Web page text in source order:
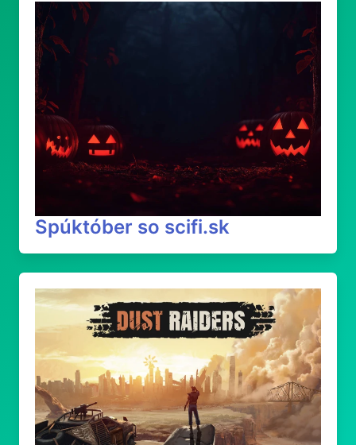
Spúktóber so scifi.sk